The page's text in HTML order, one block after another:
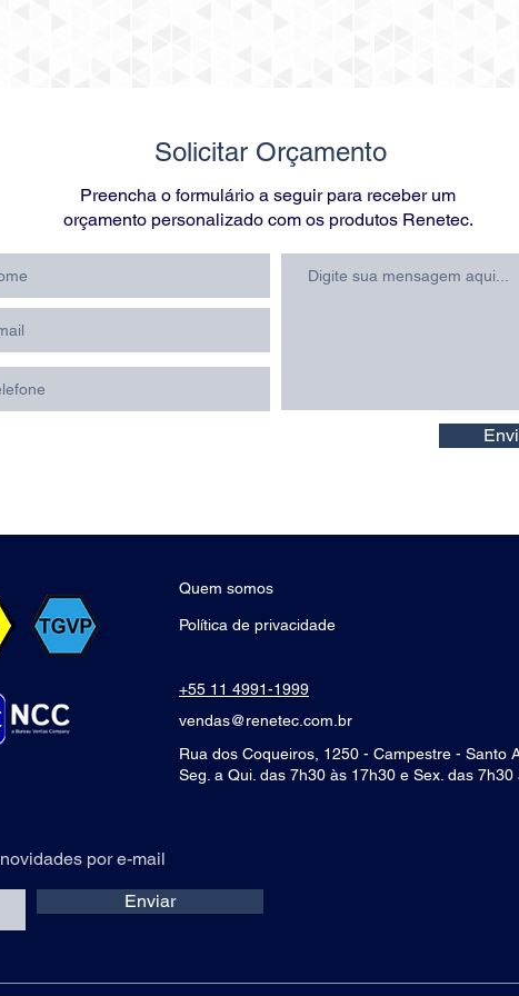
Solicitar Orçamento
Preencha o formulário a seguir para receber um
orçamento personalizado com os produtos Renetec.
Quem somos
Política de privacidade
+55 11 4991-1999
vendas@renetec.com.br
Rua dos Coqueiros, 1250 - Campestre - Santo
Seg. a Qui. das 7h30 às 17h30 e Sex. das 7h30
por e-mail
Enviar